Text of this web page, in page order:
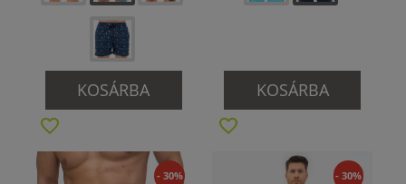
KOSÁRBA KOSÁRBA
- 30% - 30%